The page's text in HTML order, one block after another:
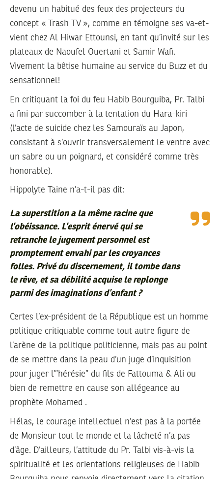
devenu un habitué des feux des projecteurs du
concept « Trash TV », comme en témoigne ses va-et-
vient chez Al Hiwar Ettounsi, en tant qu’invité sur les
plateaux de Naoufel Ouertani et Samir Wafi.
Vivement la bêtise humaine au service du Buzz et du
sensationnel!
En critiquant la foi du feu Habib Bourguiba, Pr. Talbi
a fini par succomber à la tentation du Hara-kiri
(l’acte de suicide chez les Samouraïs au Japon,
consistant à s’ouvrir transversalement le ventre avec
un sabre ou un poignard, et considéré comme très
honorable).
Hippolyte Taine n’a-t-il pas dit:
La superstition a la même racine que
l’obéissance. L’esprit énervé qui se
retranche le jugement personnel est
promptement envahi par les croyances
folles. Privé du discernement, il tombe dans
le rêve, et sa débilité acquise le replonge
parmi des imaginations d’enfant ?
Certes l’ex-président de la République est un homme
politique critiquable comme tout autre figure de
l’arène de la politique politicienne, mais pas au point
de se mettre dans la peau d’un juge d’inquisition
pour juger l’”hérésie” du fils de Fattouma & Ali ou
bien de remettre en cause son allégeance au
prophète Mohamed .
Hélas, le courage intellectuel n’est pas à la portée
de Monsieur tout le monde et la lâcheté n’a pas
d’âge. D’ailleurs, l’attitude du Pr. Talbi vis-à-vis la
spiritualité et les orientations religieuses de Habib